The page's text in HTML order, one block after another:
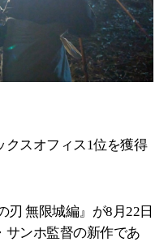
クスオフィス1位を獲得
刃 無限城編』が8月22日
サンホ監督の新作であ